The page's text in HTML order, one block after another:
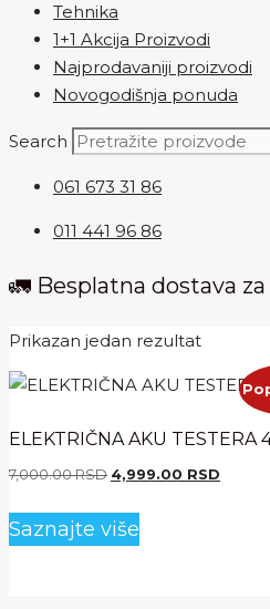
Tehnika
1+1 Akcija Proizvodi
Najprodavaniji proizvodi
Novogodišnja ponuda
Search
061 673 31 86
011 441 96 86
🚛 Besplatna dostava
Prikazan jedan rezultat
ELEKTRIČNA AKU TESTERA
7,000.00RSD Originalna
je
bila:
4,999.00 RSD
Saznajte više